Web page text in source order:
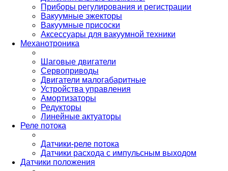
Приборы регулирования и регистрации
Вакуумные эжекторы
Вакуумные присоски
Аксессуары для вакуумной техники
Механотроника
Шаговые двигатели
Сервоприводы
Двигатели малогабаритные
Устройства управления
Амортизаторы
Редукторы
Линейные актуаторы
Реле потока
Датчики-реле потока
Датчики расхода с импульсным выходом
Датчики положения